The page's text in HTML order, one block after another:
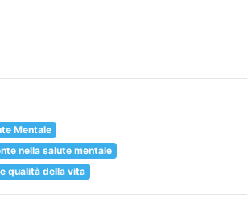
Mentale
nella salute mentale
qualità della vita